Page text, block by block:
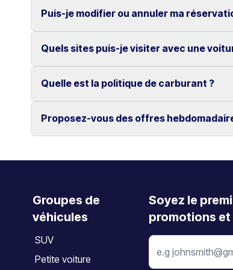
Si nécessaire, un véhicule de remplacement
Non, tous nos véhicules bénéficient du
Puis-je modifier ou annuler ma
Oui, les modifications et annulations sont
L’annulation doit être effectuée au moins 2
Quels sites puis-je visiter avec une
Découvrez des lieux emblématiques tels
Quelle est la politique de carburant ?
Le véhicule doit être restitué avec le même
Proposez-vous des offres
Oui, nous proposons des tarifs
Groupes de
véhicules
SUV
Petite voiture
Soyez le
promotions